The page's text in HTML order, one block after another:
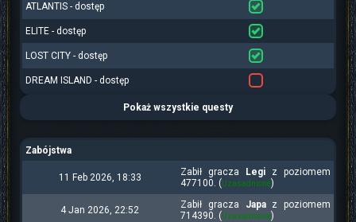
ATLANTIS - dostęp
ELITE - dostęp
LOST CITY - dostęp
DREAM ISLAND - dostęp
Pokaż wszystkie questy
Zabójstwa
11 Feb 2026, 18:33 Zabił gracza Legi z poziomem
477100. ( Uzasadnione)
4 Jan 2026, 22:52 Zabił gracza Japaz poziomem
714390. ( Uzasadnione)